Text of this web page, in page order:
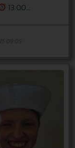
13:00…
09:05